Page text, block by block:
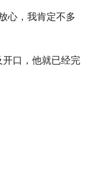
心，我肯定不多
口，他就已经完